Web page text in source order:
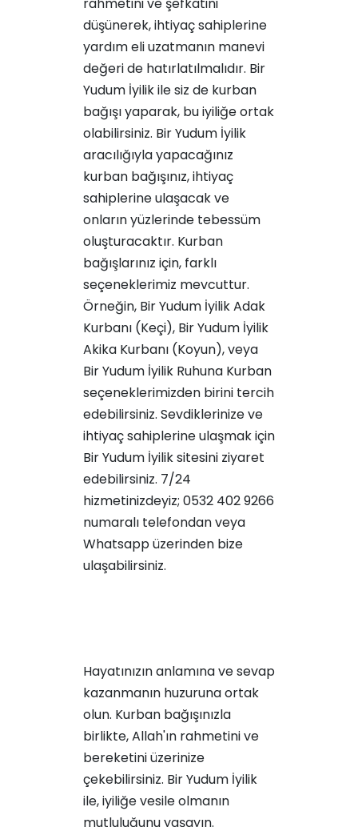
düşünerek, ihtiyaç sahiplerine
yardım eli uzatmanın manevi
değeri de hatırlatılmalıdır. Bir
Yudum İyilik ile siz de kurban
bağışı yaparak, bu iyiliğe ortak
olabilirsiniz. Bir Yudum İyilik
aracılığıyla yapacağınız
kurban bağışınız, ihtiyaç
sahiplerine ulaşacak ve
onların yüzlerinde tebessüm
oluşturacaktır. Kurban
bağışlarınız için, farklı
seçeneklerimiz mevcuttur.
Örneğin, Bir Yudum İyilik Adak
Kurbanı (Keçi), Bir Yudum İyilik
Akika Kurbanı (Koyun), veya
Bir Yudum İyilik Ruhuna Kurban
seçeneklerimizden birini tercih
edebilirsiniz. Sevdiklerinize ve
ihtiyaç sahiplerine ulaşmak için
Bir Yudum İyiliksitesini ziyaret
edebilirsiniz. 7/24
hizmetinizdeyiz; 0532 402 9266
numaralı telefondan veya
Whatsapp üzerinden bize
ulaşabilirsiniz.
Hayatınızın anlamına ve sevap
kazanmanın huzuruna ortak
olun. Kurban bağışınızla
birlikte, Allah'ın rahmetini ve
bereketini üzerinize
çekebilirsiniz. Bir Yudum İyilik
ile, iyiliğe vesile olmanın
mutluluğunu yaşayın.